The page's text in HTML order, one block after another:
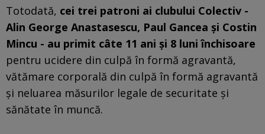
Totodată, cei trei patroni ai clubului Colectiv -
Alin George Anastasescu, Paul Gancea şi Costin
Mincu - au primit câte 11 ani şi 8 luni închisoare
pentru ucidere din culpă în formă agravantă,
vătămare corporală din culpă în formă agravantă
şi neluarea măsurilor legale de securitate şi
sănătate în muncă.